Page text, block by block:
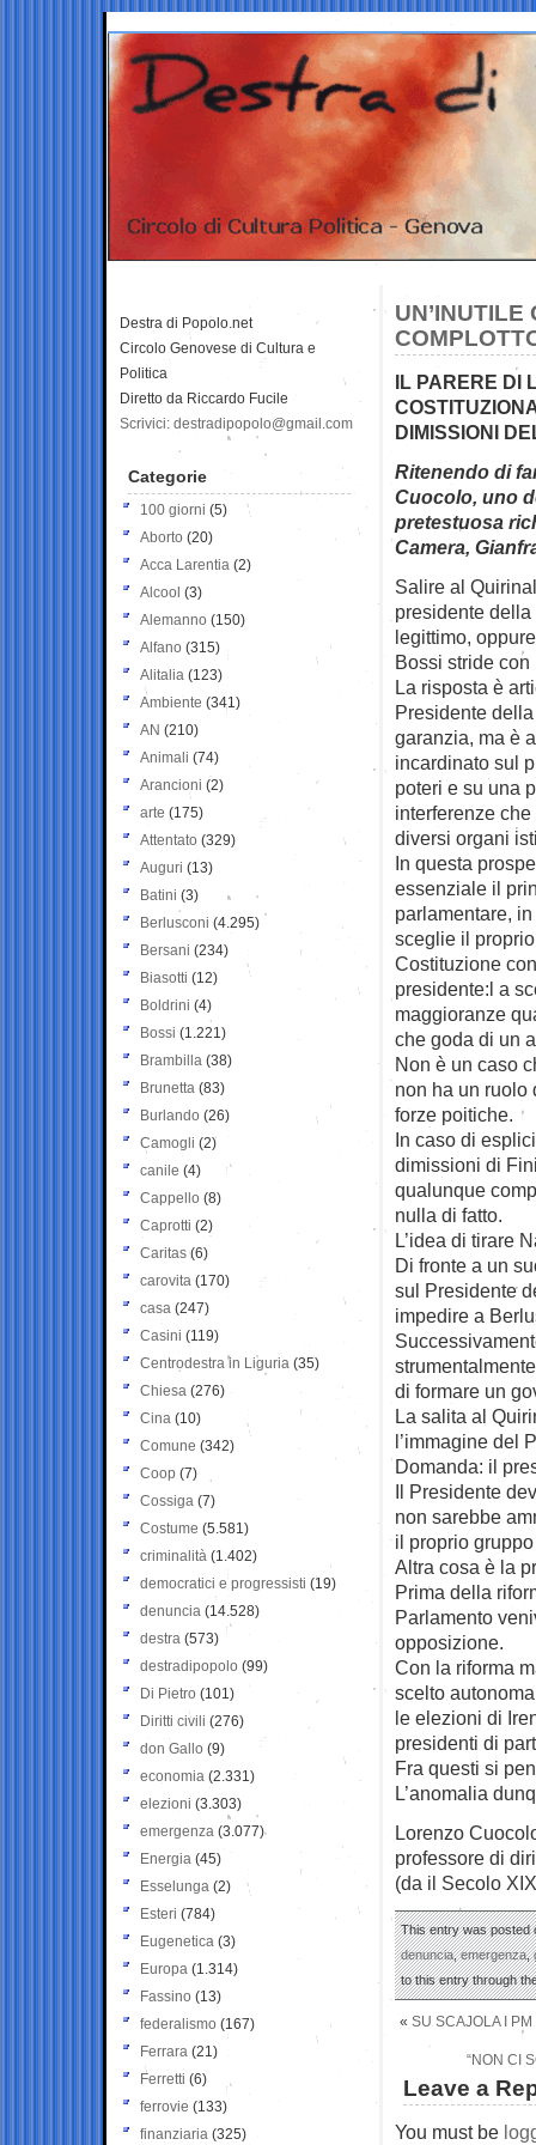
IL PARERE DI
DIMISSIONI
Ritenendo di
Cuocolo, uno
pretestuosa
Camera,
Salire al
presidente della
legittimo,
Bossi stride
La risposta è
Presidente
garanzia, ma è
incardinato sul
poteri e su una
interferenze
diversi organi
In questa
essenziale il
parlamentare,
sceglie il
Costituzione
presidente:l a
maggioranze
che goda di un
Non è un caso
non ha un ruolo
forze poitiche.
In caso di
dimissioni di
qualunque
nulla di fatto.
L’idea di tirare
Di fronte a un
sul Presidente
impedire a
di formare un
La salita al
l’immagine del
Domanda: il
Il Presidente
non sarebbe
il proprio
Altra cosa è la
Prima della
Parlamento
opposizione.
Con la riforma
scelto
le elezioni di
presidenti di
Fra questi si
L’anomalia
Lorenzo
professore di
(da il Secolo
This entry was posted
denuncia,emergenza,
to this entry through
« SU SCAJOLA I
“NON CI
Leave a
You must be
Destra di Popolo.net
Circolo Genovese di Cultura e
Politica
Diretto da Riccardo Fucile
Scrivici: destradipopolo@gmail.com
Categorie
100 giorni (5)
Aborto (20)
Acca Larentia (2)
Alcool (3)
Alemanno (150)
Alfano (315)
Alitalia (123)
Ambiente (341)
AN (210)
Animali (74)
Arancioni (2)
arte (175)
Attentato (329)
Auguri (13)
Batini (3)
Berlusconi (4.295)
Bersani (234)
Biasotti (12)
Boldrini (4)
Bossi (1.221)
Brambilla (38)
Brunetta (83)
Burlando (26)
Camogli (2)
canile (4)
Cappello (8)
Caprotti (2)
Caritas (6)
carovita (170)
casa (247)
Casini (119)
Centrodestra in Liguria (35)
Chiesa (276)
Cina (10)
Comune (342)
Coop (7)
Cossiga (7)
Costume (5.581)
criminalità (1.402)
democratici e progressisti (19)
denuncia (14.528)
destra (573)
destradipopolo (99)
Di Pietro (101)
Diritti civili (276)
don Gallo (9)
economia (2.331)
elezioni (3.303)
emergenza (3.077)
Energia (45)
Esselunga (2)
Esteri (784)
Eugenetica (3)
Europa (1.314)
Fassino (13)
federalismo (167)
Ferrara (21)
Ferretti (6)
ferrovie (133)
finanziaria (325)